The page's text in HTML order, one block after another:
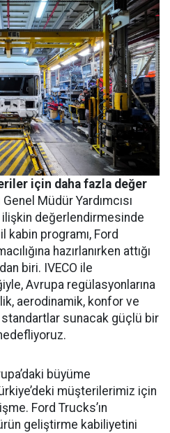
için daha fazla değer
Müdür Yardımcısı
ilişkin değerlendirmesinde
kabin programı, Ford
hazırlanırken attığı
biri. IVECO ile
Avrupa regülasyonlarına
aerodinamik, konfor ve
standartlar sunacak güçlü bir
büyüme
müşterilerimiz için
Ford Trucks’ın
geliştirme kabiliyetini